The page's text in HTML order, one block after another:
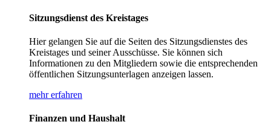
Sitzungsdienst des Kreistages
Hier gelangen Sie auf die Seiten des Sitzungsdienstes des
Kreistages und seiner Ausschüsse. Sie können sich
Informationen zu den Mitgliedern sowie die entsprechenden
öffentlichen Sitzungsunterlagen anzeigen lassen.
mehr erfahren
Finanzen und Haushalt